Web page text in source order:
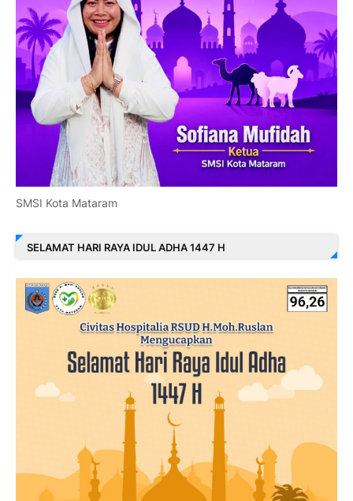
SMSI Kota Mataram
SELAMAT HARI RAYA IDUL ADHA 1447 H